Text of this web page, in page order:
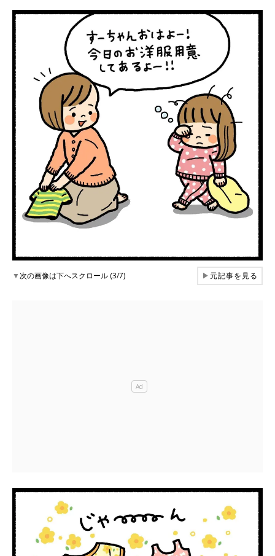
▼次の画像は下へスクロール (3/7) ▶元記事を見る